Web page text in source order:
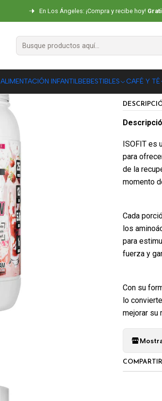
ALIMENTACIÓN INFANTILBEBESTIBLES CAFÉ Y TÉ
En Los Ángeles: ¡Compra y recibe hoy!
SUPLEMENTOS Proteínas Whey Isofit 2 lbs Nutrex
5.0
ISOFIT es
para
de la
momento
Cada
los
para
fuerza y
Con su
lo
mejorar su